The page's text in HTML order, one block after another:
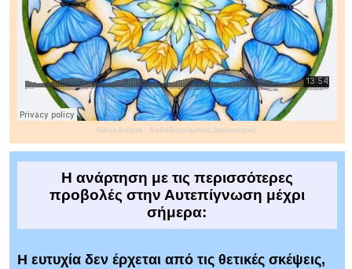
Nikos Batras · Καθοδηγούμενος Διαλογισμός
Η ανάρτηση με τις περισσότερες
προβολές στην Αυτεπίγνωση μέχρι
σήμερα:
Η ευτυχία δεν έρχεται από τις θετικές σκέψεις,